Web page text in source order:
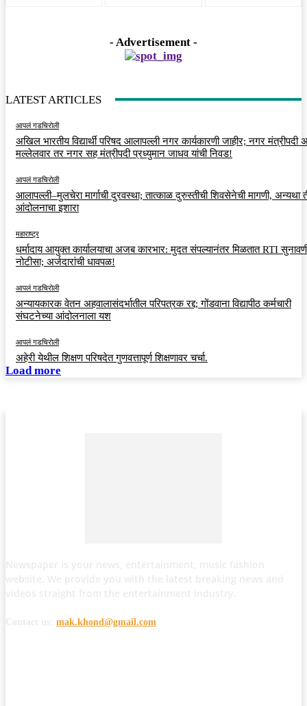
- Advertisement -
LATEST ARTICLES
आपलं गडचिरोली
अखिल भारतीय विद्यार्थी परिषद आलापल्ली नगर कार्यकारणी जाहीर; नगर मंत्रीपदी
मल्लेलवार तर नगर सह मंत्रीपदी प्रध्युमान जाधव यांची निवड!
आपलं गडचिरोली
आलापल्ली–मुलचेरा मार्गाची दुरवस्था; तात्काळ दुरुस्तीची शिवसेनेची मागणी, अन्यथा
आंदोलनाचा इशारा
महाराष्ट्र
धर्मादाय आयुक्त कार्यालयाचा अजब कारभार: मुदत संपल्यानंतर मिळतात RTI
नोटीसा; अर्जदारांची धावपळ!
आपलं गडचिरोली
अन्यायकारक वेतन अहवालासंदर्भातील परिपत्रक रद्द; गोंडवाना विद्यापीठ कर्मचारी
संघटनेच्या आंदोलनाला यश
आपलं गडचिरोली
अहेरी येथील शिक्षण परिषदेत गुणवत्तापूर्ण शिक्षणावर चर्चा.
Load more
mak.khond@gmail.com